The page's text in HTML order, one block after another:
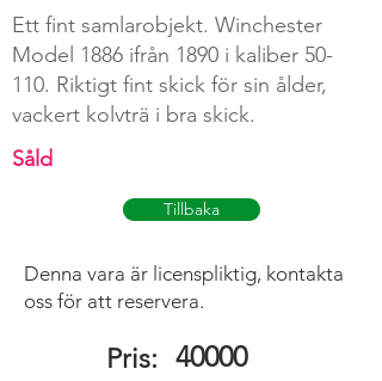
Ett fint samlarobjekt. Winchester
Model 1886 ifrån 1890 i kaliber 50-
110. Riktigt fint skick för sin ålder,
vackert kolvträ i bra skick.
Såld
Tillbaka
Denna vara är licenspliktig, kontakta
oss för att reservera.
Pris: 40000